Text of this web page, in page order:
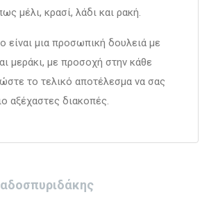
μέλι, κρασί, λάδι και ρακή.
είναι μια προσωπική δουλειά με
μεράκι, με προσοχή στην κάθε
το τελικό αποτέλεσμα να σας
αξέχαστες διακοπές.